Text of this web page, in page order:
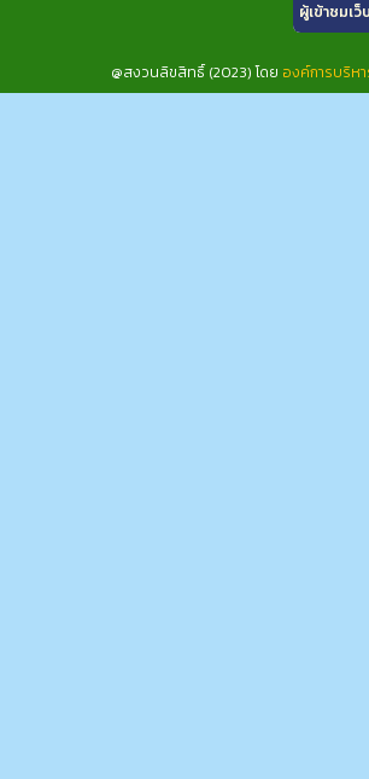
ผู้เข้าชมเว็
@สงวนลิขสิทธิ์ (2023) โดย องค์การบริห